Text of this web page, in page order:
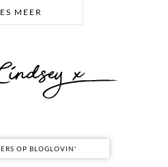
MEER
OP BLOGLOVIN'